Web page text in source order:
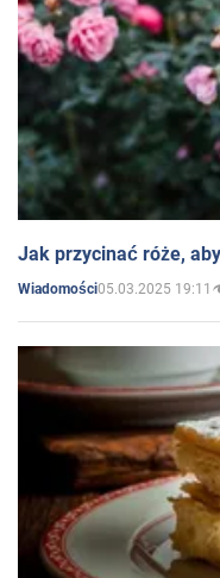
Jak przycinać róże,
Wiadomości05.03.2025 19:11